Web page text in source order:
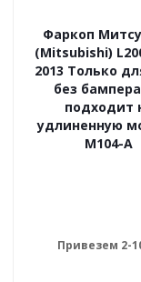
Фаркоп
(Mitsubishi)
2013 Только
без
подходит
удлиненную
M104-A
Привезем 2-